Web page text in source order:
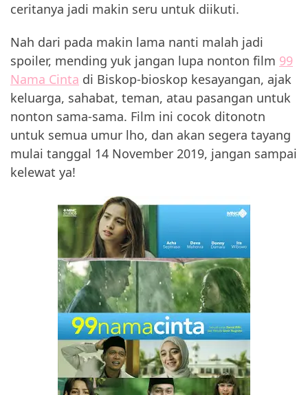
ceritanya jadi makin seru untuk diikuti.
Nah dari pada makin lama nanti malah jadi
spoiler, mending yuk jangan lupa nonton film 99
Nama Cinta di Biskop-bioskop kesayangan, ajak
keluarga, sahabat, teman, atau pasangan untuk
nonton sama-sama. Film ini cocok ditonotn
untuk semua umur lho, dan akan segera tayang
mulai tanggal 14 November 2019, jangan sampai
kelewat ya!